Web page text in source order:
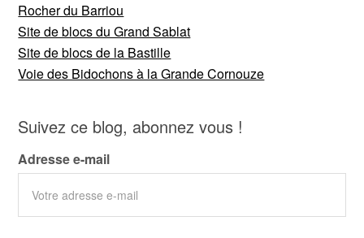
Rocher du Barriou
Site de blocs du Grand Sablat
Site de blocs de la Bastille
Voie des Bidochons à la Grande Cornouze
Suivez ce blog, abonnez vous !
Adresse e-mail